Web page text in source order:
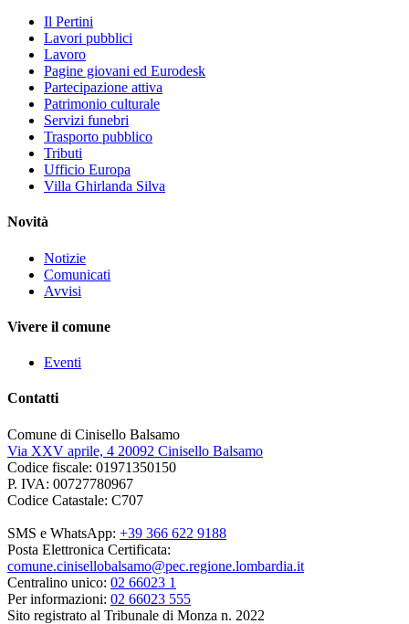
Il Pertini
Lavori pubblici
Lavoro
Pagine giovani ed Eurodesk
Partecipazione attiva
Patrimonio culturale
Servizi funebri
Trasporto pubblico
Tributi
Ufficio Europa
Villa Ghirlanda Silva
Novità
Notizie
Comunicati
Avvisi
Vivere il comune
Eventi
Contatti
Comune di Cinisello Balsamo
Via XXV aprile, 4 20092 Cinisello Balsamo
Codice fiscale: 01971350150
P. IVA: 00727780967
Codice Catastale: C707
SMS e WhatsApp: +39 366 622 9188
Posta Elettronica Certificata:
comune.cinisellobalsamo@pec.regione.lombardia.it
Centralino unico: 02 66023 1
Per informazioni: 02 66023 555
Sito registrato al Tribunale di Monza n. 2022